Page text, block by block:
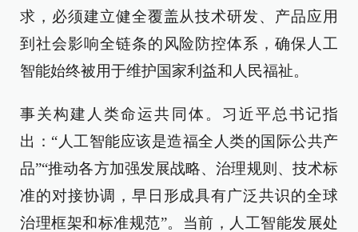
求，必须建立健全覆盖从技术研发、产品应用
到社会影响全链条的风险防控体系，确保人工
智能始终被用于维护国家利益和人民福祉。
事关构建人类命运共同体。习近平总书记指
出：“人工智能应该是造福全人类的国际公共产
品”“推动各方加强发展战略、治理规则、技术标
准的对接协调，早日形成具有广泛共识的全球
治理框架和标准规范”。当前，人工智能发展处